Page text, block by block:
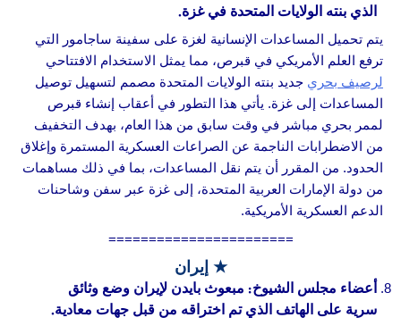
الذي بنته الولايات المتحدة في غزة.
يتم تحميل المساعدات الإنسانية لغزة على سفينة ساجامور التي
ترفع العلم الأمريكي في قبرص، مما يمثل الاستخدام الافتتاحي
لرصيف بحري جديد بنته الولايات المتحدة مصمم لتسهيل توصيل
المساعدات إلى غزة. يأتي هذا التطور في أعقاب إنشاء قبرص
لممر بحري مباشر في وقت سابق من هذا العام، بهدف التخفيف
من الاضطرابات الناجمة عن الصراعات العسكرية المستمرة وإغلاق
الحدود. من المقرر أن يتم نقل المساعدات، بما في ذلك مساهمات
من دولة الإمارات العربية المتحدة، إلى غزة عبر سفن وشاحنات
الدعم العسكرية الأمريكية.
=======================
★ إيران
أعضاء مجلس الشيوخ: مبعوث بايدن لإيران وضع وثائق
سرية على الهاتف الذي تم اختراقه من قبل جهات معادية.